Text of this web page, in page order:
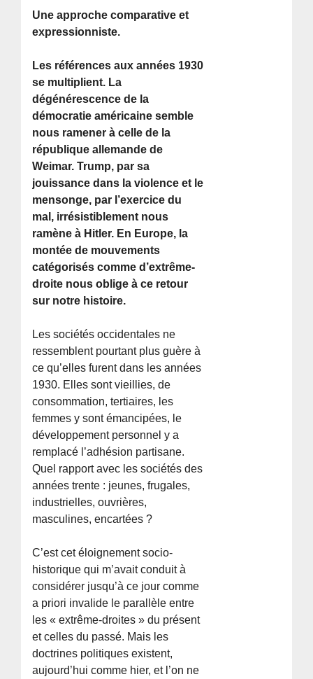
Une approche comparative et
expressionniste.
Les références aux années 1930
se multiplient. La
dégénérescence de la
démocratie américaine semble
nous ramener à celle de la
république allemande de
Weimar. Trump, par sa
jouissance dans la violence et le
mensonge, par l’exercice du
mal, irrésistiblement nous
ramène à Hitler. En Europe, la
montée de mouvements
catégorisés comme d’extrême-
droite nous oblige à ce retour
sur notre histoire.
Les sociétés occidentales ne
ressemblent pourtant plus guère à
ce qu’elles furent dans les années
1930. Elles sont vieillies, de
consommation, tertiaires, les
femmes y sont émancipées, le
développement personnel y a
remplacé l’adhésion partisane.
Quel rapport avec les sociétés des
années trente : jeunes, frugales,
industrielles, ouvrières,
masculines, encartées ?
C’est cet éloignement socio-
historique qui m’avait conduit à
considérer jusqu’à ce jour comme
a priori invalide le parallèle entre
les « extrême-droites » du présent
et celles du passé. Mais les
doctrines politiques existent,
aujourd’hui comme hier, et l’on ne